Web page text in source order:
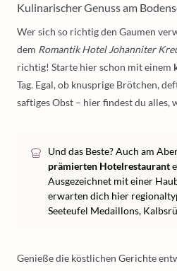
Kulinarischer Genuss am
Wer sich so richtig den Gaumen
dem Romantik Hotel Johanniter
richtig! Starte hier schon mit einem
Tag. Egal, ob knusprige Brötchen,
saftiges Obst – hier findest du alles,
Und das Beste? Auch am
prämierten Hotelrestaurant
Ausgezeichnet mit einer
erwarten dich hier
Seeteufel Medaillons,
Genieße die köstlichen Gerichte